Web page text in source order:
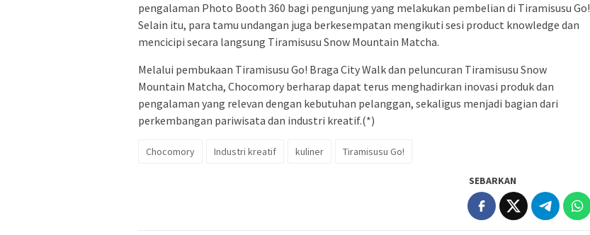
pengalaman Photo Booth 360 bagi pengunjung yang melakukan pembelian di Tiramisusu Go!
Selain itu, para tamu undangan juga berkesempatan mengikuti sesi product knowledge dan
mencicipi secara langsung Tiramisusu Snow Mountain Matcha.
Melalui pembukaan Tiramisusu Go! Braga City Walk dan peluncuran Tiramisusu Snow
Mountain Matcha, Chocomory berharap dapat terus menghadirkan inovasi produk dan
pengalaman yang relevan dengan kebutuhan pelanggan, sekaligus menjadi bagian dari
perkembangan pariwisata dan industri kreatif.(*)
Chocomory Industri kreatif kuliner Tiramisusu Go!
SEBARKAN